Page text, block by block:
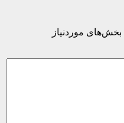
بخش‌های موردنیاز